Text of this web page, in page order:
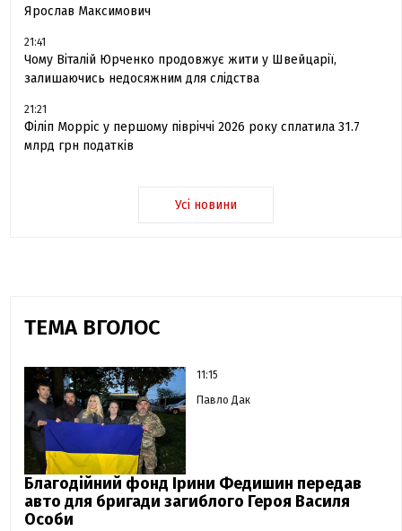
Ярослав Максимович
21:41
Чому Віталій Юрченко продовжує жити у Швейцарії,
залишаючись недосяжним для слідства
21:21
Філіп Морріс у першому півріччі 2026 року сплатила 31.7
млрд грн податків
Усі новини
ТЕМА ВГОЛОС
11:15
Павло Дак
Благодійний фонд Ірини Федишин передав
авто для бригади загиблого Героя Василя
Особи